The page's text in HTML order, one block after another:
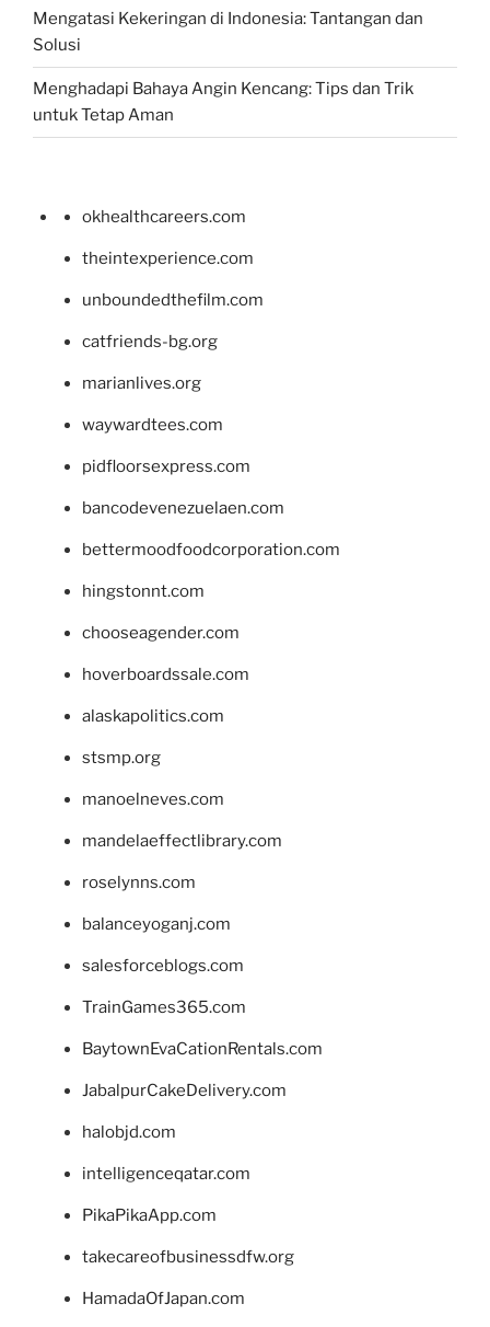
Mengatasi Kekeringan di Indonesia: Tantangan dan
Solusi
Menghadapi Bahaya Angin Kencang: Tips dan Trik
untuk Tetap Aman
okhealthcareers.com
theintexperience.com
unboundedthefilm.com
catfriends-bg.org
marianlives.org
waywardtees.com
pidfloorsexpress.com
bancodevenezuelaen.com
bettermoodfoodcorporation.com
hingstonnt.com
chooseagender.com
hoverboardssale.com
alaskapolitics.com
stsmp.org
manoelneves.com
mandelaeffectlibrary.com
roselynns.com
balanceyoganj.com
salesforceblogs.com
TrainGames365.com
BaytownEvaCationRentals.com
JabalpurCakeDelivery.com
halobjd.com
intelligenceqatar.com
PikaPikaApp.com
takecareofbusinessdfw.org
HamadaOfJapan.com